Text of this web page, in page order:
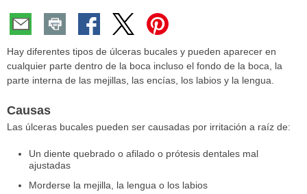
Hay diferentes tipos de úlceras bucales y pueden aparecer en
cualquier parte dentro de la boca incluso el fondo de la boca, la
parte interna de las mejillas, las encías, los labios y la lengua.
Causas
Las úlceras bucales pueden ser causadas por irritación a raíz de:
Un diente quebrado o afilado o prótesis dentales mal
ajustadas
Morderse la mejilla, la lengua o los labios